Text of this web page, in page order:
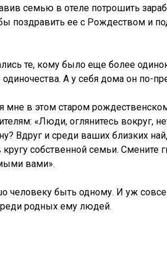
семью в отеле потрошить
поздравить ее с Рождеством и
те, кому было еще более
одиночества. А у себя дома он по-
мне в этом старом
«Люди, оглянитесь вокруг,
Вдруг и среди ваших близких
кругу собственной семьи. Смените
вами».
человеку быть одному. И уж
родных ему людей.